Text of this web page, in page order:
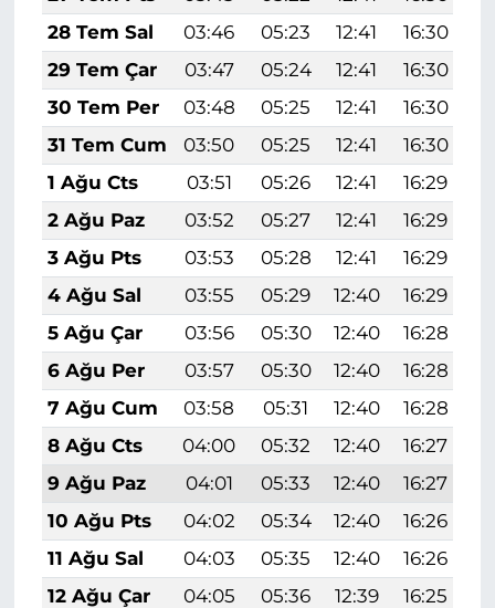
28 Tem Sal
03:46 05:23 12:41 16:30
29 Tem Çar
03:47 05:24 12:41 16:30
30 Tem Per
03:48 05:25 12:41 16:30
31 Tem Cum
03:50 05:25 12:41 16:30
1 Ağu Cts
03:51 05:26 12:41 16:29
2 Ağu Paz
03:52 05:27 12:41 16:29
3 Ağu Pts
03:53 05:28 12:41 16:29
4 Ağu Sal
03:55 05:29 12:40 16:29
5 Ağu Çar
03:56 05:30 12:40 16:28
6 Ağu Per
03:57 05:30 12:40 16:28
7 Ağu Cum
03:58 05:31 12:40 16:28
8 Ağu Cts
04:00 05:32 12:40 16:27
9 Ağu Paz
04:01 05:33 12:40 16:27
10 Ağu Pts
04:02 05:34 12:40 16:26
11 Ağu Sal
04:03 05:35 12:40 16:26
12 Ağu Çar
04:05 05:36 12:39 16:25